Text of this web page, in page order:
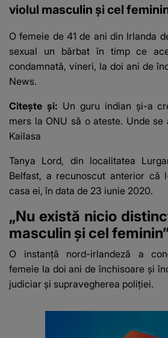
violul masculin și cel
O femeie de 41 de ani din Irlanda
sexual un bărbatîn timp ce
condamnată, vineri, la doi ani de
News.
Citește și: Un guru indian și-a
mers la ONU să o ateste. Unde
Kailasa
Tanya Lord, din localitatea
Belfast, a recunoscut anterior că
casa ei, în data de 23 iunie 2020.
„Nu există nicio
masculin și cel
O instanță nord-irlandeză a
femeie la doi ani de închisoare și
judiciar și supravegherea poliției.